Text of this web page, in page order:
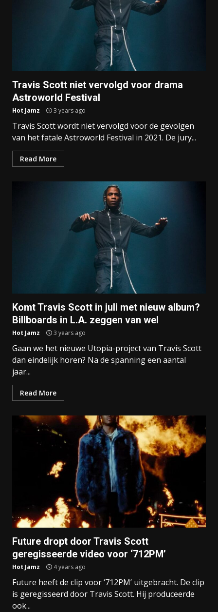
Travis Scott niet vervolgd voor drama
Astroworld Festival
Hot Jamz 3 years ago
Travis Scott wordt niet vervolgd voor de gevolgen
van het fatale Astroworld Festival in 2021. De jury...
Read More
Komt Travis Scott in juli met nieuw album?
Billboards in L.A. zeggen van wel
Hot Jamz 3 years ago
Gaan we het nieuwe Utopia-project van Travis Scott
dan eindelijk horen? Na de spanning een aantal
jaar...
Read More
Future dropt door Travis Scott
geregisseerde video voor ‘712PM’
Hot Jamz 4 years ago
Future heeft de clip voor ‘712PM’ uitgebracht. De clip
is geregisseerd door Travis Scott. Hij produceerde
ook...